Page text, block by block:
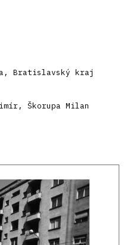
Bratislavský kraj
Škorupa Milan